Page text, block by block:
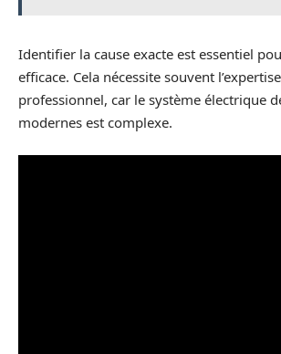
Identifier la cause exacte est essentiel
efficace. Cela nécessite souvent
professionnel, car le système électrique
modernes est complexe.